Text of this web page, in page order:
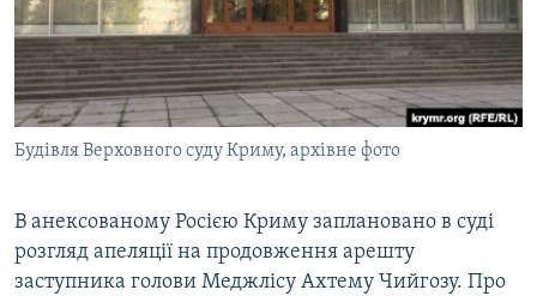
ВІДЕОУРОКИ «ELIFBE»
СВІДЧЕННЯ ОКУПАЦІЇ
УКРАЇНСЬКА ПРОБЛЕМА КРИМУ
ІНФОГРАФІКА
Русский
Qırımtatar
ДОЛУЧАЙСЯ!
Будівля Верховного суду Криму, архівне фото
В анексованому Росією Криму заплановано в суді
розгляд апеляції на продовження арешту
заступника голови Меджлісу Ахтему Чийгозу. Про